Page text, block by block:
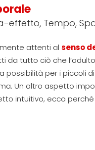
effetto, Tempo,
attenti al senso
da tutto ciò che
possibilità per i piccoli di
Un altro aspetto
intuitivo, ecco